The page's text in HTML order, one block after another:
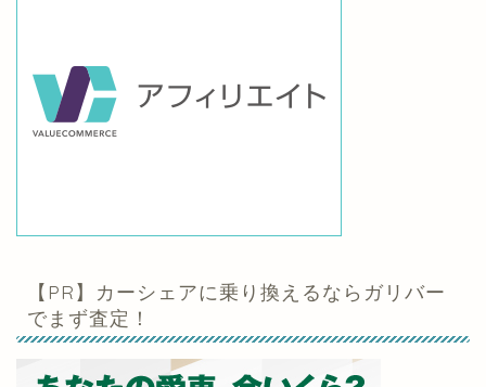
【PR】カーシェアに乗り換えるならガリバー
でまず査定！